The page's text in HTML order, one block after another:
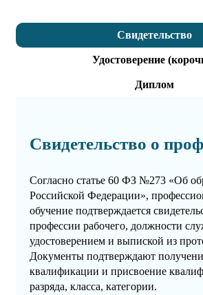
Свидетельство
Удостоверение
Диплом
Свидетельство о
Согласно статье 60 ФЗ №273 «Об
Российской Федерации»,
обучение подтверждается
профессии рабочего, должности
удостоверением и выпиской из
Документы подтверждают
квалификации и присвоение
разряда, класса, категории.